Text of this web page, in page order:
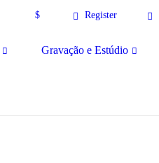
$ Register
Gravação e Estúdio